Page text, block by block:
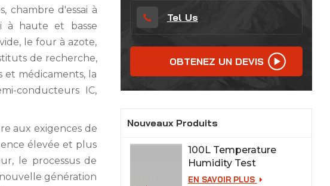
Tel Us
OBTENEZ UN DEVIS
Nouveaux Produits
100L Temperature
Humidity Test
Chamber for Lab
EN SAVOIR PLUS
chambre d'essai à
à haute et basse
le four à azote,
de recherche,
et médicaments, la
conducteurs IC,
aux exigences de
élevée et plus
le processus de
génération